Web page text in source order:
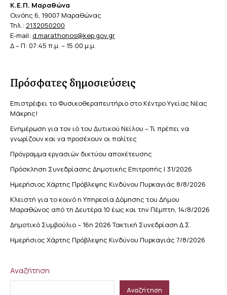
Κ.Ε.Π. Μαραθώνα
Οινόης 6, 19007 Μαραθώνας
Τηλ.: 2132050200
E-mail: d.marathonos@kep.gov.gr
Δ – Π: 07:45 π.μ. – 15:00 μ.μ.
Πρόσφατες δημοσιεύσεις
Επιστρέφει το Φυσικοθεραπευτήριο στο Κέντρο Υγείας Νέας
Μάκρης!
Ενημέρωση για τον ιό του Δυτικού Νείλου – Τι πρέπει να
γνωρίζουν και να προσέχουν οι πολίτες
Πρόγραμμα εργασιών δικτύου αποχέτευσης
Πρόσκληση Συνεδρίασης Δημοτικής Επιτροπής | 31/2026
Ημερήσιος Χάρτης Πρόβλεψης Κινδύνου Πυρκαγιάς 8/8/2026
Κλειστή για το κοινό η Υπηρεσία Δόμησης του Δήμου
Μαραθώνος από τη Δευτέρα 10 έως και την Πέμπτη, 14/8/2026
Δημοτικό Συμβούλιο – 16η 2026 Τακτική Συνεδρίαση Δ.Σ.
Ημερήσιος Χάρτης Πρόβλεψης Κινδύνου Πυρκαγιάς 7/8/2026
Αναζήτηση
Αναζήτηση